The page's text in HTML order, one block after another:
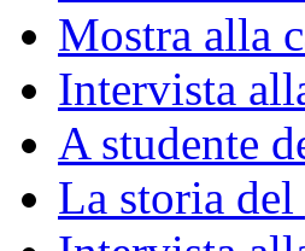
Mostra alla
Intervista
A studente
La storia